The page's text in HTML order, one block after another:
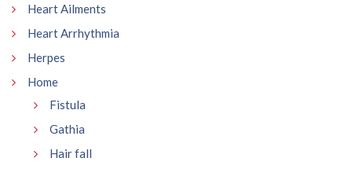
Heart Ailments
Heart Arrhythmia
Herpes
Home
Fistula
Gathia
Hair fall